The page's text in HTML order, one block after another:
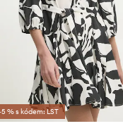
% s kódem: LST